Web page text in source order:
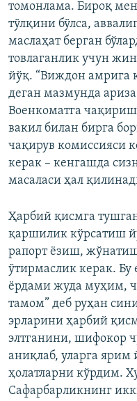
томонлама. Бироқ
тўлқини бўлса,
маслаҳат берган
товлаганлик учун
йўқ. “Виждон амрига
деган мазмунда
Военкоматга
вакил билан бирга
чақирув комиссияси
керак – кенгашда
масаласи ҳал
Ҳарбий қисмга
қаршилик кўрсатиш
рапорт ёзиш, жўнатиш
ўтирмаслик керак. Бу
ёрдами жуда муҳим,
тамом” деб руҳан
эрларини ҳарбий
элтганини, шифокор
аниқлаб, уларга ярим
ҳолатларни кўрдим.
Сафарбарликнинг